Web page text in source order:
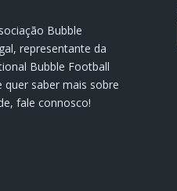
Bubble
representante da
Bubble Football
quer saber mais sobre
fale connosco!